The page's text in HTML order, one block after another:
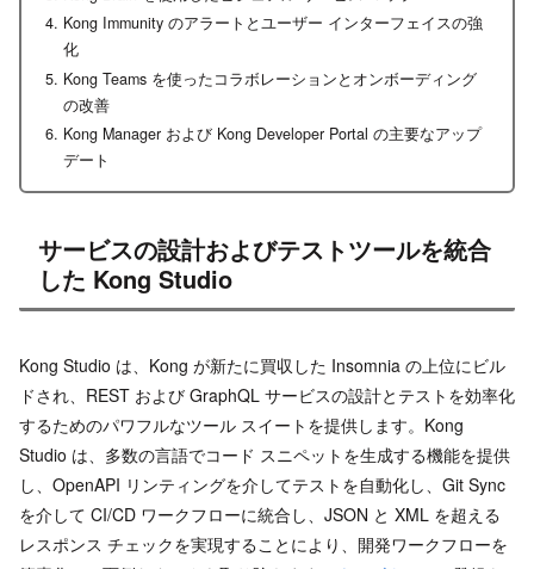
Kong Immunity のアラートとユーザー インターフェイスの強
化
Kong Teams を使ったコラボレーションとオンボーディング
の改善
Kong Manager および Kong Developer Portal の主要なアップ
デート
サービスの設計およびテストツールを統合
した Kong Studio
Kong Studio は、Kong が新たに買収した Insomnia の上位にビル
ドされ、REST および GraphQL サービスの設計とテストを効率化
するためのパワフルなツール スイートを提供します。Kong
Studio は、多数の言語でコード スニペットを生成する機能を提供
し、OpenAPI リンティングを介してテストを自動化し、Git Sync
を介して CI/CD ワークフローに統合し、JSON と XML を超える
レスポンス チェックを実現することにより、開発ワークフローを